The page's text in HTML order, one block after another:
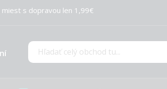
s dopravou len 1,99€
Hľadať